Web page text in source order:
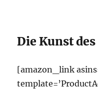
Die Kunst
[amazon_link